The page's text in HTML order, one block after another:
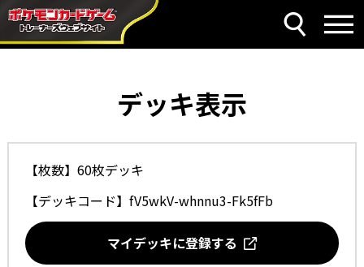
デッキ表示
【枚数】60枚デッキ
【デッキコード】 fV5wkV-whnnu3-Fk5fFb
マイデッキに登録する